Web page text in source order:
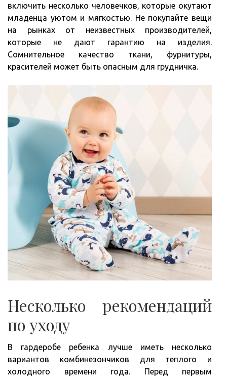
включить несколько человечков, которые окутают
младенца уютом и мягкостью. Не покупайте вещи
на рынках от неизвестных производителей,
которые не дают гарантию на изделия.
Сомнительное качество ткани, фурнитуры,
красителей может быть опасным для грудничка.
Несколько рекомендаций
по уходу
В гардеробе ребенка лучше иметь несколько
вариантов комбинезончиков для теплого и
холодного времени года. Перед первым